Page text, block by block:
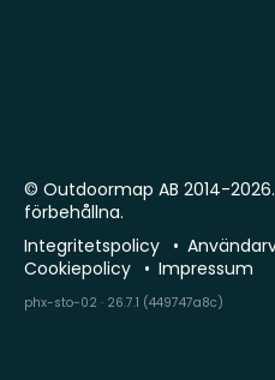
© Outdoormap AB 2014-
förbehållna.
Integritetspolicy
Cookiepolicy
Impressum
phx-sto-02 · 26.7.1 (449747a8c)